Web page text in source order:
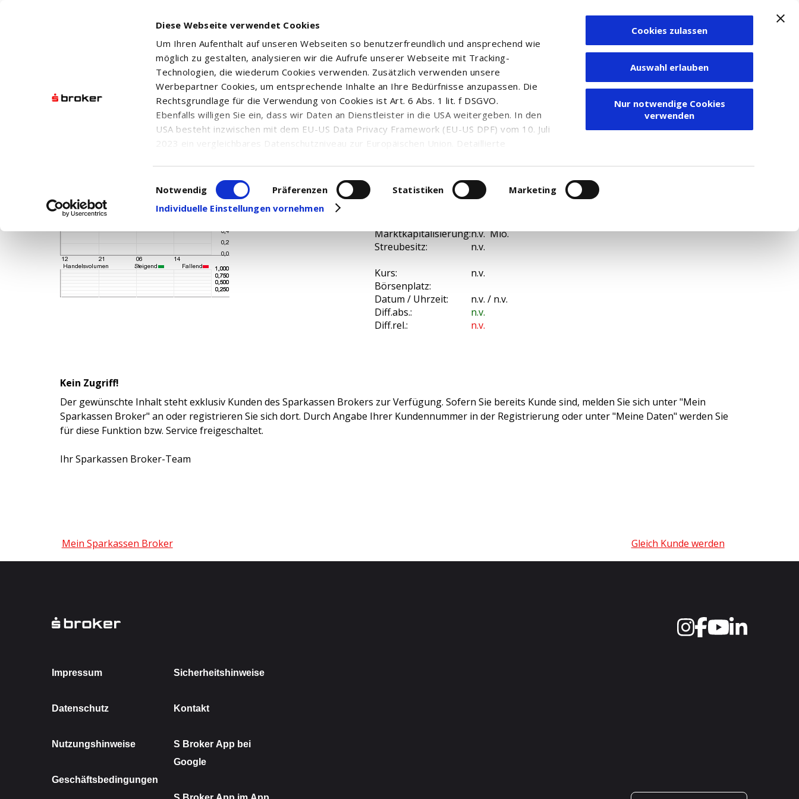
Diese Webseite verwendet Cookies
Um Ihren Aufenthalt auf unseren Webseiten so benutzerfreundlich und ansprechend wie
möglich zu gestalten, analysieren wir die Aufrufe unserer Webseite mit Tracking-
Technologien, die wiederum Cookies verwenden. Zusätzlich verwenden unsere
Werbepartner Cookies, um entsprechende Inhalte an Ihre Bedürfnisse anzupassen. Die
Rechtsgrundlage für die Verwendung von Cookies ist Art. 6 Abs. 1 lit. f DSGVO.
Ebenfalls willigen Sie ein, dass wir Daten an Dienstleister in die USA weitergeben. In den
USA besteht inzwischen mit dem EU-US Data Privacy Framework (EU-US DPF) vom 10. Juli
2023 ein vergleichbares Datenschutzniveau zur Europäischen Union. Detaillierte
in den USA, finden Sie auf unserer Seite zumDatenschutz. Dort können Sie Ihre
Einwilligung auch jederzeit widerrufen oder anpassen.
Einwilligungsauswahl
Notwendig Präferenzen Statistiken
Marketing
Individuelle Einstellungen vornehmen
Cookies zulassen
Auswahl erlauben
Nur notwendige Cookies
verwenden
Zum Depot
WKN:
n.v.
Marktkapitalisierung:n.v. Mio.
Streubesitz:
n.v.
Kurs:
n.v.
Börsenplatz:
Datum / Uhrzeit:
n.v. / n.v.
Diff.abs.:
n.v.
Diff.rel.:
n.v.
Kein Zugriff!
Der gewünschte Inhalt steht exklusiv Kunden des Sparkassen Brokers zur Verfügung. Sofern Sie bereits Kunde sind, melden Sie sich unter "Mein
Sparkassen Broker" an oder registrieren Sie sich dort. Durch Angabe Ihrer Kundennummer in der Registrierung oder unter "Meine Daten" werden Sie
für diese Funktion bzw. Service freigeschaltet.
Ihr Sparkassen Broker-Team
Mein Sparkassen Broker Gleich Kunde werden